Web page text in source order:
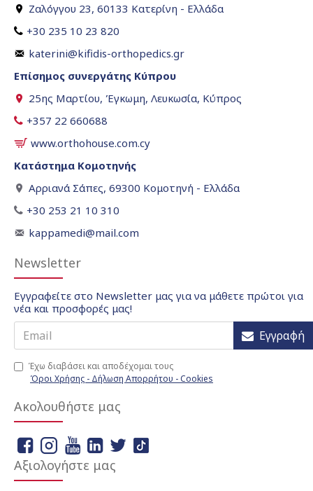
Ζαλόγγου 23, 60133 Κατερίνη - Ελλάδα
+30 235 10 23 820
katerini@kifidis-orthopedics.gr
Επίσημος συνεργάτης Κύπρου
25ης Μαρτίου, Έγκωμη, Λευκωσία, Κύπρος
+357 22 660688
www.orthohouse.com.cy
Κατάστημα Κομοτηνής
Αρριανά Σάπες, 69300 Κομοτηνή - Ελλάδα
+30 253 21 10 310
kappamedi@mail.com
Newsletter
Εγγραφείτε στο Newsletter μας για να μάθετε πρώτοι για
νέα και προσφορές μας!
Εγγραφή
Έχω διαβάσει και αποδέχομαι τους
Όροι Χρήσης - Δήλωση Απορρήτου - Cookies
Ακολουθήστε μας
Αξιολογήστε μας